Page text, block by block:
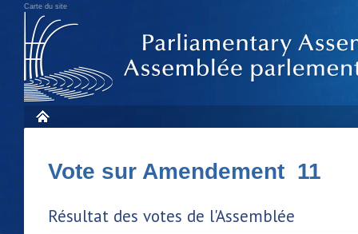
Carte du site
Vote sur Amendement 11
Résultat des votes de l'Assemblée